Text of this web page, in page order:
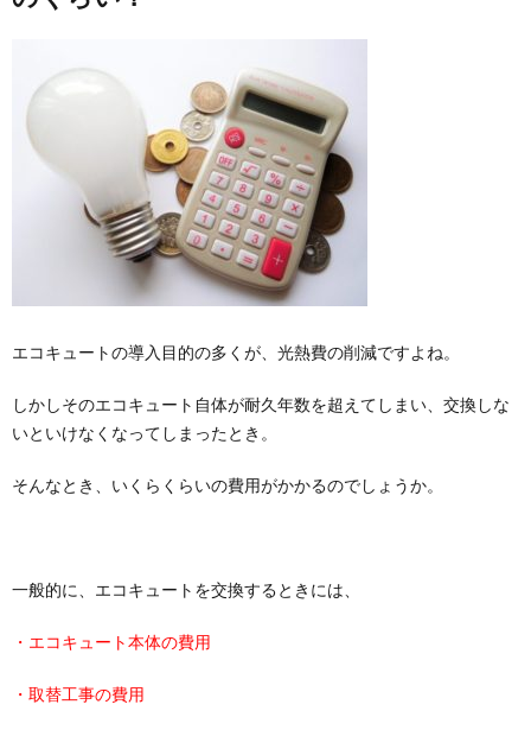
エコキュートの導入目的の多くが、光熱費の削減ですよね。
しかしそのエコキュート自体が耐久年数を超えてしまい、交換しな
いといけなくなってしまったとき。
そんなとき、いくらくらいの費用がかかるのでしょうか。
一般的に、エコキュートを交換するときには、
・エコキュート本体の費用
・取替工事の費用